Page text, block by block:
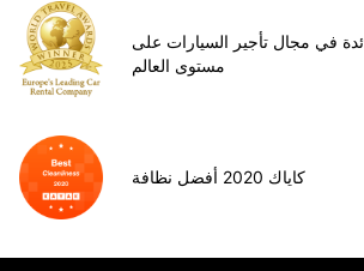
في مجال تأجير السيارات على
مستوى العالم
كاياك 2020 أفضل نظافة